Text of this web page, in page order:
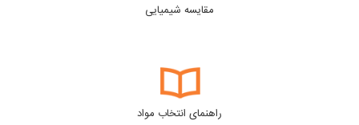
مقایسه شیمیایی
راهنمای انتخاب مواد